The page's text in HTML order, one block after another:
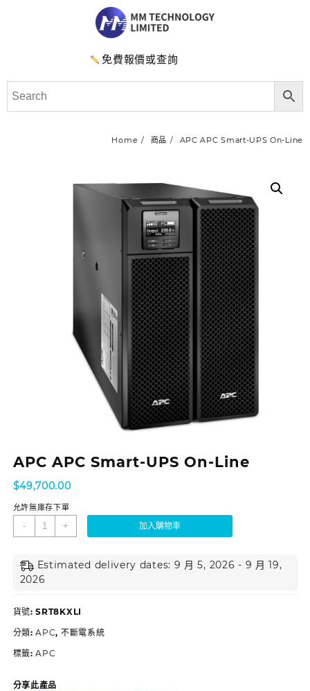
免費報價或查詢
Home 商品 APC APC Smart-UPS On-Line
APC APC Smart-UPS On-Line
$49,700.00
允許無庫存下單
- + 加入購物車
Estimated delivery dates: 9 月 5, 2026 - 9 月 19,
2026
貨號:SRT8KXLI
分類:APC, 不斷電系統
標籤:APC
分享此產品